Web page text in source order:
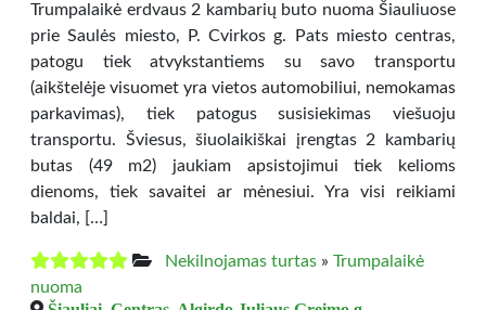
Trumpalaikė erdvaus 2 kambarių buto nuoma Šiauliuose
prie Saulės miesto, P. Cvirkos g. Pats miesto centras,
patogu tiek atvykstantiems su savo transportu
(aikštelėje visuomet yra vietos automobiliui, nemokamas
parkavimas), tiek patogus susisiekimas viešuoju
transportu. Šviesus, šiuolaikiškai įrengtas 2 kambarių
butas (49 m2) jaukiam apsistojimui tiek kelioms
dienoms, tiek savaitei ar mėnesiui. Yra visi reikiami
baldai, […]
Nekilnojamas turtas » Trumpalaikė
nuoma